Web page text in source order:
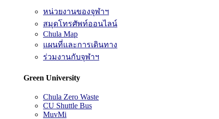
หน่วยงานของจุฬาฯ
สมุดโทรศัพท์ออนไลน์
Chula Map
แผนที่และการเดินทาง
ร่วมงานกับจุฬาฯ
Green University
Chula Zero Waste
CU Shuttle Bus
MuvMi